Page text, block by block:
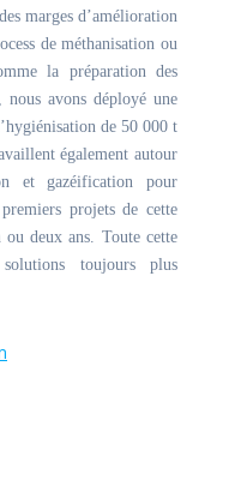
marges d’amélioration
de méthanisation ou
la préparation des
avons déployé une
de 50 000 t
également autour
et gazéification pour
projets de cette
deux ans. Toute cette
toujours plus